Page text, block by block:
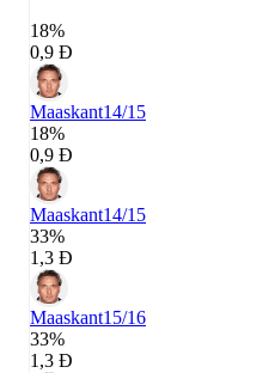
18%
0,9 Đ
Maaskant14/15
18%
0,9 Đ
Maaskant14/15
33%
1,3 Đ
Maaskant15/16
33%
1,3 Đ